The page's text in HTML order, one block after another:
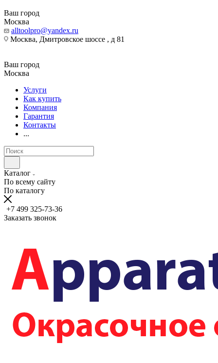
Ваш город
Москва
alltoolpro@yandex.ru
Москва, Дмитровское шоссе , д 81
Ваш город
Москва
Услуги
Как купить
Компания
Гарантия
Контакты
...
Каталог
По всему сайту
По каталогу
+7 499 325-73-36
Заказать звонок